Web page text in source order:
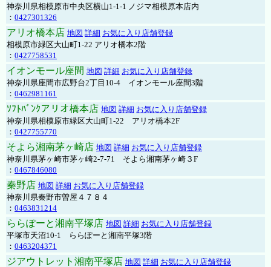
神奈川県相模原市中央区横山1-1-1 ノジマ相模原本店内
： 0427301326
アリオ橋本店 地図 詳細 お気に入り店舗登録
相模原市緑区大山町1-22 アリオ橋本2階
： 0427758531
イオンモール座間 地図 詳細 お気に入り店舗登録
神奈川県座間市広野台2丁目10-4 イオンモール座間3階
： 0462981161
ｿﾌﾄﾊﾞﾝｸアリオ橋本店 地図 詳細 お気に入り店舗登録
神奈川県相模原市緑区大山町1-22 アリオ橋本2F
： 0427755770
そよら湘南茅ヶ崎店 地図 詳細 お気に入り店舗登録
神奈川県茅ヶ崎市茅ヶ崎2‐7‐71 そよら湘南茅ヶ崎３F
： 0467846080
秦野店 地図 詳細 お気に入り店舗登録
神奈川県秦野市曽屋４７８４
： 0463831214
ららぽーと湘南平塚店 地図 詳細 お気に入り店舗登録
平塚市天沼10-1 ららぽーと湘南平塚3階
： 0463204371
ジアウトレット湘南平塚店 地図 詳細 お気に入り店舗登録